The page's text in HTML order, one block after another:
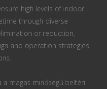
high levels of indoor
through diverse
or reduction,
and operation strategies
a magas minőségű beltéri